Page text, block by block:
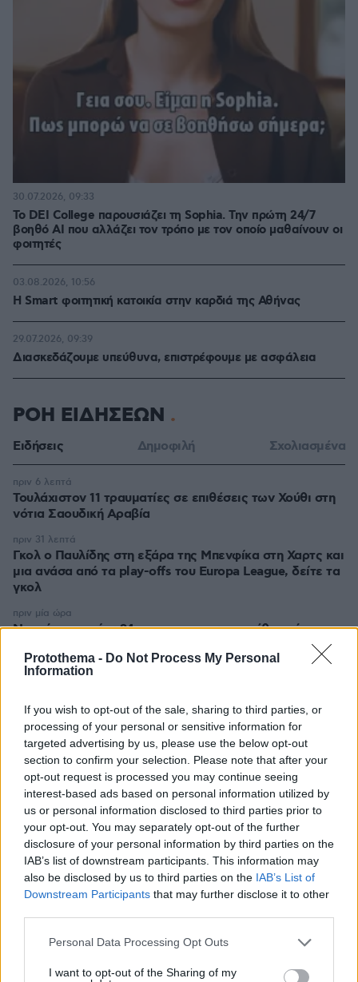
Protothema - Do Not Process My Personal
Information
If you wish to opt-out of the sale, sharing to third parties, or
processing of your personal or sensitive information for
targeted advertising by us, please use the below opt-out
section to confirm your selection. Please note that after your
opt-out request is processed you may continue seeing
interest-based ads based on personal information utilized by
us or personal information disclosed to third parties prior to
your opt-out. You may separately opt-out of the further
disclosure of your personal information by third parties on the
IAB’s list of downstream participants. This information may
also be disclosed by us to third parties on the IAB’s List of
Downstream Participants that may further disclose it to other
Please note that this website/app uses one or more Google
not limited to your visit or usage behaviour. You may click to
Personal Data Processing Opt Outs
I want to opt-out of the Sharing of my
Το DEI College παρουσιάζει τη Sophia. Την πρώτη 24/7
βοηθό AI που αλλάζει τον τρόπο με τον οποίο μαθαίνουν οι
φοιτητές
30.07.2026, 09:33
Η Smart φοιτητική κατοικία στην καρδιά της Αθήνας
03.08.2026, 10:56
Διασκεδάζουμε υπεύθυνα, επιστρέφουμε με ασφάλεια
29.07.2026, 09:39
ΡΟΗ ΕΙΔΗΣΕΩΝ
Ειδήσεις Δημοφιλή Σχολιασμένα
Τουλάχιστον 11 τραυματίες σε επιθέσεις των Χούθι στη
νότια Σαουδική Αραβία
πριν 6 λεπτά
Γκολ ο Παυλίδης στη εξάρα της Μπενφίκα στη Χαρτς και
μια ανάσα από τα play-offs του Europa League, δείτε τα
γκολ
πριν 31 λεπτά
Νεκρός σε πισίνα 24χρονος που κατηγορήθηκε ότι
πριν μία ώρα
πληροφορίες για επικείμενες επιθέσεις από ιρακινές
οργανώσεις και Χούθι
07.08.2026, 01:21
Ο Ρόμπι Γουίλιαμς έφυγε, αλλά το γιγαντιαίο ρομπότ
του έμεινε και «τρομάζει» τους γείτονες
07.08.2026, 00:57
Παιδιά και κατοικίδια: Πώς μαθαίνουμε στα παιδιά να τα
σέβονται
Στο νοσοκομείο 30χρονη μετά από πτώση από τη
γέφυρα της Χαλκίδας
07.08.2026, 00:17
σοβαρότητα θα παίρναμε κάτι καλύτερο»
07.08.2026, 00:10
07.08.2026, 00:03